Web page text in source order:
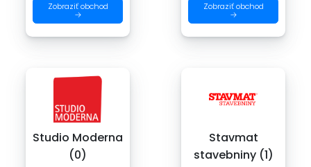
Zobraziť obchod
→
Zobraziť obchod
→
Studio Moderna
(0)
Stavmat
stavebniny (1)